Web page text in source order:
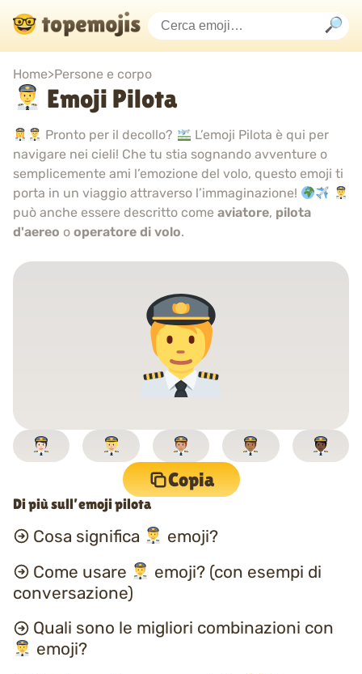
Home>Persone e corpo
Emoji Pilota
Pronto per il decollo?
L’emoji Pilota è qui per
navigare nei cieli! Che tu stia sognando avventure o
semplicemente ami l’emozione del volo, questo emoji ti
porta in un viaggio attraverso l’immaginazione!
può anche essere descritto come aviatore, pilota
d'aereo o operatore di volo.
Copia
Di più sull’emoji pilota
Cosa significa
emoji?
Come usare
emoji? (con esempi di
conversazione)
Quali sono le migliori combinazioni con
emoji?